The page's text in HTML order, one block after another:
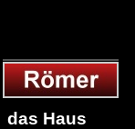
das Haus